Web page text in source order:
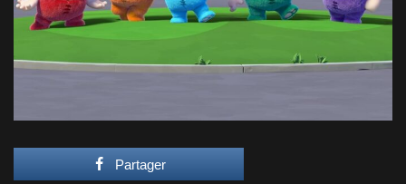
Partager